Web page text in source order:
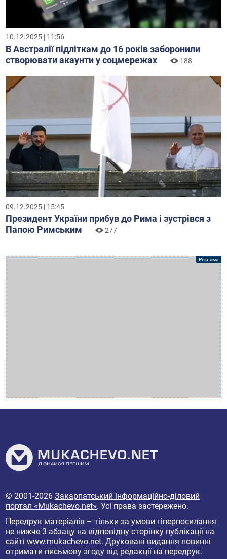
10.12.2025 | 11:56
В Австралії підліткам до 16 років заборонили
створювати акаунти у соцмережах
188
09.12.2025 | 15:45
Президент України прибув до Рима і зустрівся з
Папою Римським
277
© 2001-2026Закарпатський інформаційно-діловий
портал «Mukachevo.net». Усі права застережено.
Передрук матеріалів – тільки за умови гіперпосилання
не нижче 3 абзацу на відповідну сторінку публікації на
сайтіwww.mukachevo.net. Друковані видання повинні
отримати письмову згоду від редакції на передрук.